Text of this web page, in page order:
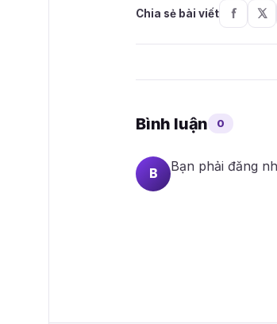
Chia sẻ bài viết
Bình luận 0
B Bạn phải đăng